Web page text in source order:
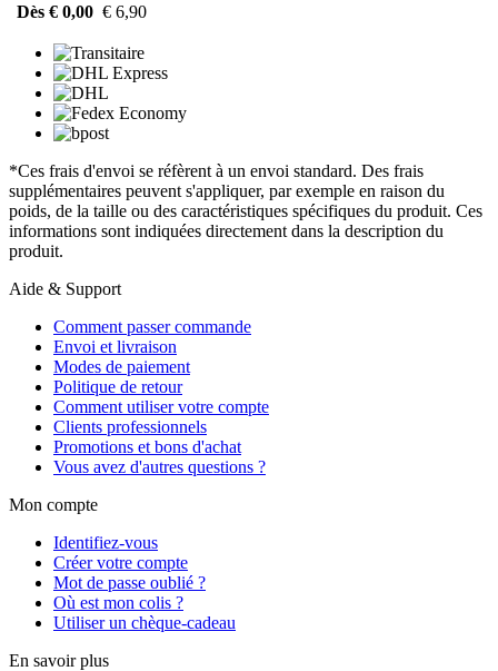
Dès € 0,00 € 6,90
*Ces frais d'envoi se réfèrent à un envoi standard. Des frais
supplémentaires peuvent s'appliquer, par exemple en raison du
poids, de la taille ou des caractéristiques spécifiques du produit. Ces
informations sont indiquées directement dans la description du
produit.
Aide & Support
Comment passer commande
Envoi et livraison
Modes de paiement
Politique de retour
Comment utiliser votre compte
Clients professionnels
Promotions et bons d'achat
Vous avez d'autres questions ?
Mon compte
Identifiez-vous
Créer votre compte
Mot de passe oublié ?
Où est mon colis ?
Utiliser un chèque-cadeau
En savoir plus